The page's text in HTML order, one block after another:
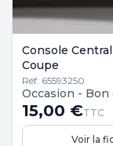
Console
Coupe
Réf: 65593250
Occasion - Bon
15,00 €TTC
Voir la